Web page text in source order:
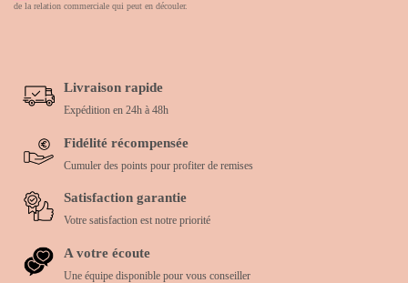
de la relation commerciale qui peut en découler.
Livraison rapide
Expédition en 24h à 48h
Fidélité récompensée
Cumuler des points pour profiter de remises
Satisfaction garantie
Votre satisfaction est notre priorité
A votre écoute
Une équipe disponible pour vous conseiller